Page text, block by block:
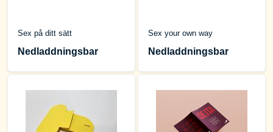
Sex på ditt sätt
Nedladdningsbar
Sex your own way
Nedladdningsbar